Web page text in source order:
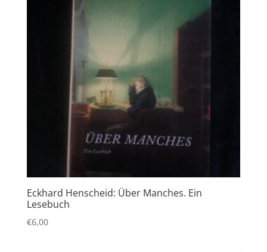
Eckhard Henscheid: Über Manches. Ein
Lesebuch
€6,00